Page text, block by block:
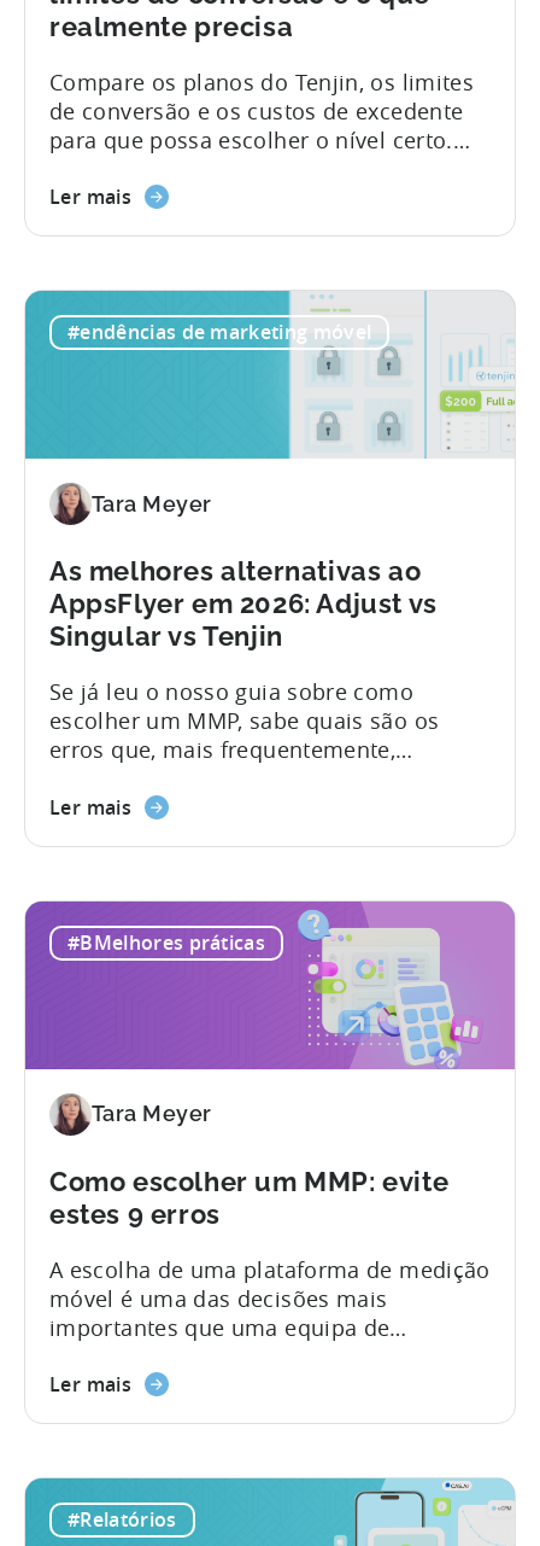
realmente precisa
Compare os planos do Tenjin, os limites
de conversão e os custos de excedente
para que possa escolher o nível certo.
o Tenjin O Tenjin é um parceiro de
aplicações que procuram uma atribuição
precisa, dados limpos e preços que não
penalizem o crescimento. A maioria das
ferramentas de análise de marketing foi
Ler mais
#endências de marketing móvel
Tara Meyer
As melhores alternativas ao
AppsFlyer em 2026: Adjust vs
Singular vs Tenjin
Se já leu o nosso guia sobre como
escolher um MMP, sabe quais são os
erros que, mais frequentemente,
mesmo de esta ter início. Preços pouco
que só ficam claros após a assinatura e
plataformas que pressupõem recursos
técnicos muito superiores aos que a
maioria das equipas realmente possui.
Ler mais
#BMelhores práticas
Tara Meyer
Como escolher um MMP: evite
estes 9 erros
A escolha de uma plataforma de medição
móvel é uma das decisões mais
importantes que uma equipa de
certa, terá uma visão clara do que está a
entanto, se errar, acabará por pagar por
uma plataforma que nem todos na sua
equipa...
Ler mais
#Relatórios